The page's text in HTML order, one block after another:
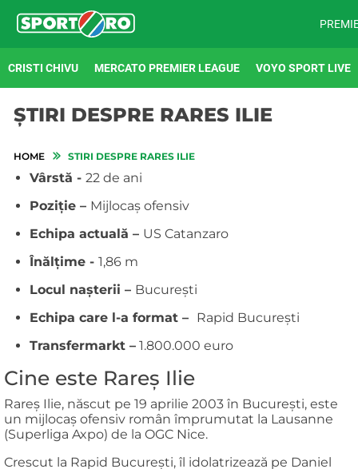
CRISTI CHIVU MERCATO PREMIER LEAGUE VOYO SPORT LIVE
ȘTIRI DESPRE RARES ILIE
HOME STIRI DESPRE RARES ILIE
Vârstă - 22 de ani
Poziție – Mijlocaș ofensiv
Echipa actuală – US Catanzaro
Înălţime - 1,86 m
Locul nașterii – București
Echipa care l-a format – Rapid București
Transfermarkt – 1.800.000 euro
Cine este Rareș Ilie
Rareș Ilie, născut pe 19 aprilie 2003 în București, este
un mijlocaș ofensiv român împrumutat la Lausanne
(Superliga Axpo) de la OGC Nice.
Crescut la Rapid București, îl idolatrizează pe Daniel